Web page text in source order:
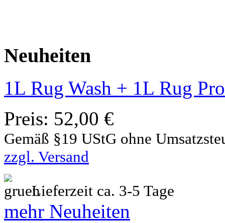
Neuheiten
1L Rug Wash + 1L Rug
Preis: 52,00 €
Gemäß §19 UStG ohne
zzgl. Versand
Lieferzeit ca. 3-5 Tage
mehr Neuheiten